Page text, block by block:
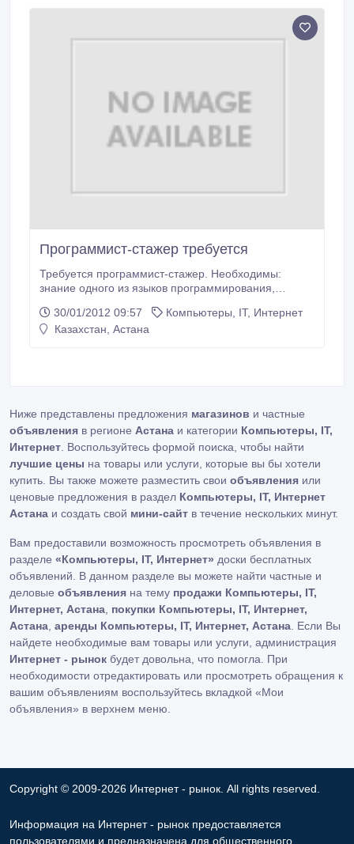
Программист-стажер требуется
Требуется программист-стажер. Необходимы:
знание одного из языков программирования,
на последнем курсе. 10 февраля — последний день
приема резюме. Резюме отправлять по адресу:
30/01/2012 09:57
Компьютеры, IT, Интернет
Казахстан, Астана
Ниже представлены предложения магазинов и частные
объявления в регионе Астана и категории Компьютеры, IT,
Интернет . Воспользуйтесь формой поиска, чтобы найти
лучшие цены на товары или услуги, которые вы бы хотели
купить. Вы также можете разместить свои объявления или
ценовые предложения в раздел Компьютеры, IT, Интернет
Астана и создать свой мини-сайт в течение нескольких минут.
Вам предоставили возможность просмотреть объявления в
разделе «Компьютеры, IT, Интернет» доски бесплатных
объявлений. В данном разделе вы можете найти частные и
деловые объявления на тему продажи Компьютеры, IT,
Интернет, Астана покупки Компьютеры, IT, Интернет,
Астана аренды Компьютеры, IT, Интернет, Астана . Если Вы
найдете необходимые вам товары или услуги, администрация
Интернет - рынок будет довольна, что помогла. При
необходимости отредактировать или просмотреть обращения к
вашим объявлениям воспользуйтесь вкладкой «Мои
объявления» в верхнем меню.
Copyright © 2009-2026 Интернет - рынок. All rights reserved.
Информация на Интернет - рынок предоставляется
пользователями и предназначена для общественного